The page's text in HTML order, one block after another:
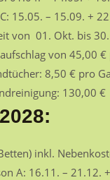
15.05. – 15.09. +
von 01. Okt. bis
von 45,00 €
8,50 € pro
130,00 €
inkl.
A: 16.11. – 21.12.